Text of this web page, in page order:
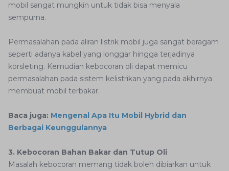
mobil sangat mungkin untuk tidak bisa menyala
sempurna.
Permasalahan pada aliran listrik mobil juga sangat beragam
seperti adanya kabel yang longgar hingga terjadinya
korsleting. Kemudian kebocoran oli dapat memicu
permasalahan pada sistem kelistrikan yang pada akhirnya
membuat mobil terbakar.
Baca juga: Mengenal Apa Itu Mobil Hybrid dan
Berbagai Keunggulannya
3. Kebocoran Bahan Bakar dan Tutup Oli
Masalah kebocoran memang tidak boleh dibiarkan untuk